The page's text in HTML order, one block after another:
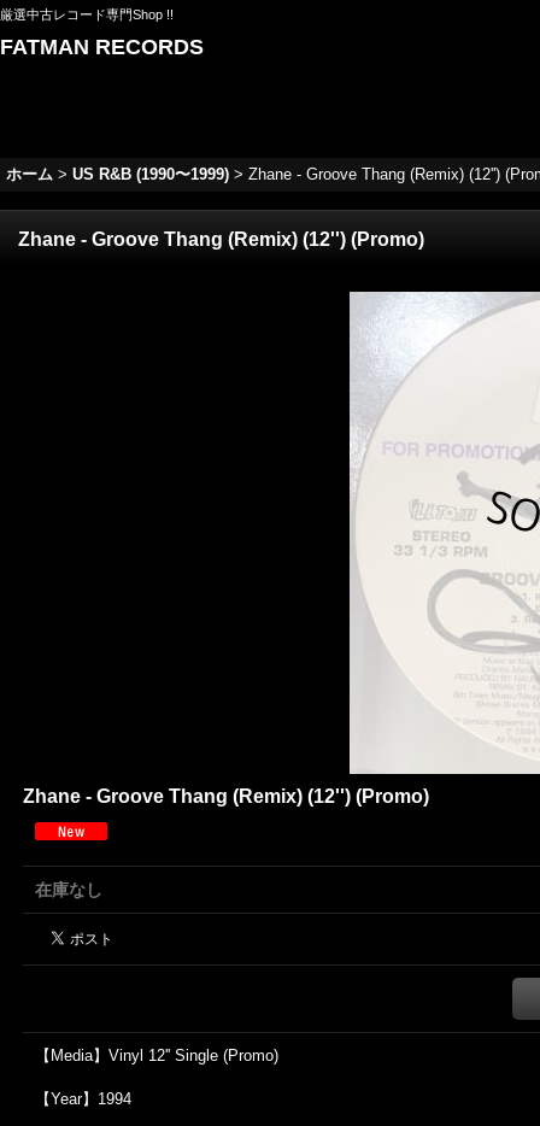
厳選中古レコード専門Shop !!
FATMAN RECORDS
ホーム > US R&B (1990〜1999) > Zhane - Groove Thang (Remix) (12'')
Zhane - Groove Thang (Remix) (12'') (Promo)
Zhane - Groove Thang (Remix) (12'') (Promo)
在庫なし
【Media】Vinyl 12'' Single (Promo)
【Year】1994